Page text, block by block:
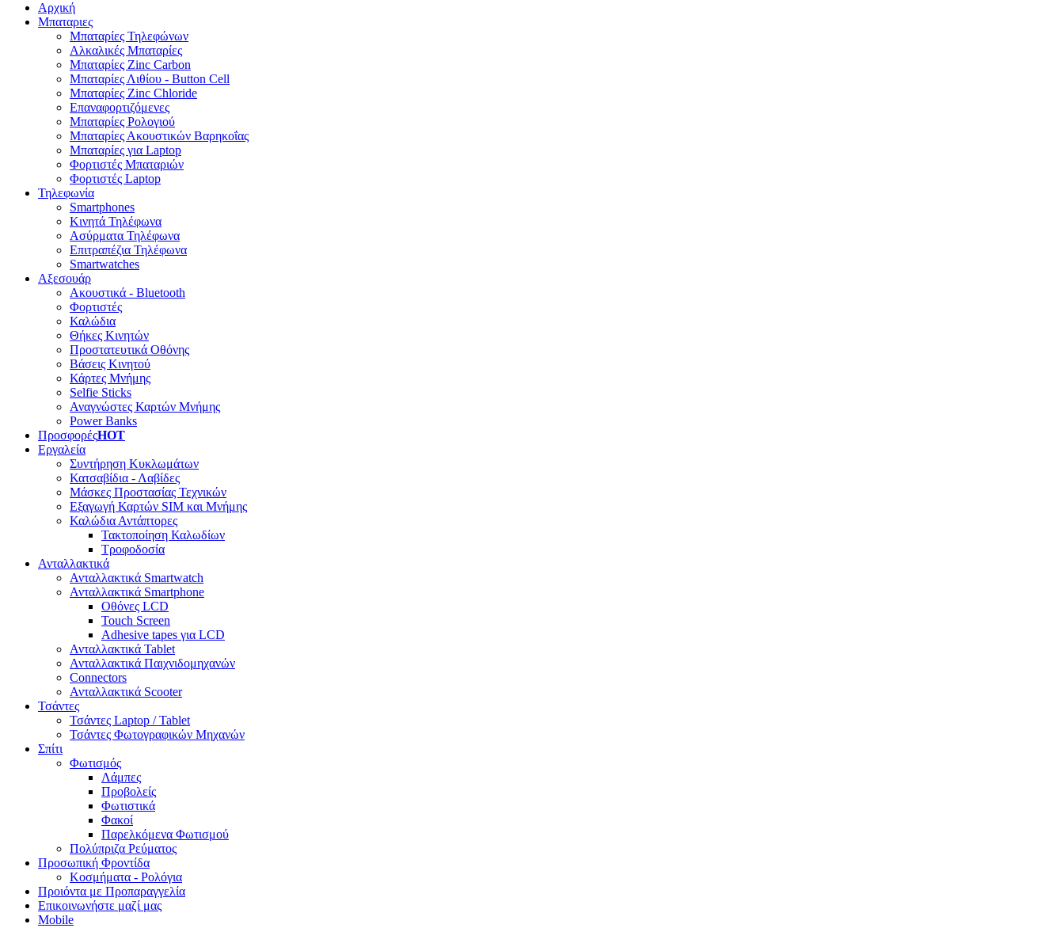
Αρχική
Μπαταριες
Μπαταρίες Τηλεφώνων
Αλκαλικές Μπαταρίες
Μπαταρίες Zinc Carbon
Μπαταρίες Λιθίου - Button Cell
Μπαταρίες Zinc Chloride
Επαναφορτιζόμενες
Μπαταρίες Ρολογιού
Μπαταρίες Ακουστικών Βαρηκοΐας
Μπαταρίες για Laptop
Φορτιστές Μπαταριών
Φορτιστές Laptop
Τηλεφωνία
Smartphones
Κινητά Τηλέφωνα
Ασύρματα Τηλέφωνα
Επιτραπέζια Τηλέφωνα
Smartwatches
Αξεσουάρ
Ακουστικά - Bluetooth
Φορτιστές
Καλώδια
Θήκες Κινητών
Προστατευτικά Οθόνης
Βάσεις Κινητού
Κάρτες Μνήμης
Selfie Sticks
Αναγνώστες Καρτών Μνήμης
Power Banks
ΠροσφορέςHOT
Εργαλεία
Συντήρηση Κυκλωμάτων
Κατσαβίδια - Λαβίδες
Μάσκες Προστασίας Τεχνικών
Εξαγωγή Καρτών SIM και Μνήμης
Καλώδια Αντάπτορες
Τακτοποίηση Καλωδίων
Τροφοδοσία
Ανταλλακτικά
Ανταλλακτικά Smartwatch
Ανταλλακτικά Smartphone
Οθόνες LCD
Touch Screen
Adhesive tapes για LCD
Ανταλλακτικά Tablet
Ανταλλακτικά Παιχνιδομηχανών
Connectors
Ανταλλακτικά Scooter
Τσάντες
Τσάντες Laptop / Tablet
Τσάντες Φωτoγραφικών Μηχανών
Σπίτι
Φωτισμός
Λάμπες
Προβολείς
Φωτιστικά
Φακοί
Παρελκόμενα Φωτισμού
Πολύπριζα Ρεύματος
Προσωπική Φροντίδα
Κοσμήματα - Ρολόγια
Προιόντα με Προπαραγγελία
Επικοινωνήστε μαζί μας
Mobile